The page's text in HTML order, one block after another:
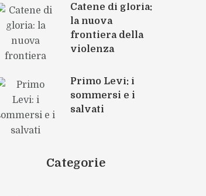
Catene di gloria:
la nuova
frontiera della
violenza
Primo Levi: i
sommersi e i
salvati
Categorie